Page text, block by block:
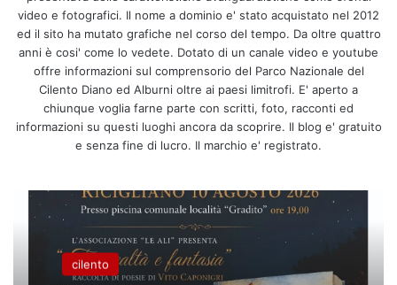
video e fotografici. Il nome a dominio e' stato acquistato nel 2012
ed il sito ha mutato grafiche nel corso del tempo. Da oltre quattro
anni è cosi' come lo vedete. Dotato di un canale video e youtube
offre informazioni sul comprensorio del Parco Nazionale del
Cilento Diano ed Alburni oltre ai paesi limitrofi. E' aperto a
chiunque voglia farne parte con scritti, foto, racconti ed
informazioni su questi luoghi ancora da scoprire. Il blog e' gratuito
e senza fine di lucro. Il marchio e' registrato.
cilento